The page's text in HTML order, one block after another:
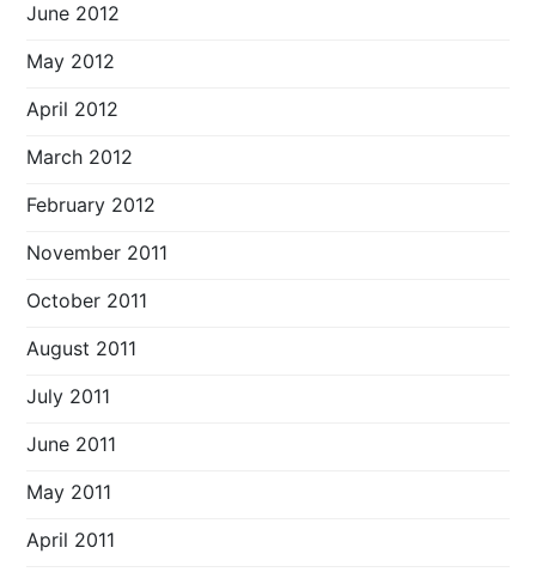
June 2012
May 2012
April 2012
March 2012
February 2012
November 2011
October 2011
August 2011
July 2011
June 2011
May 2011
April 2011